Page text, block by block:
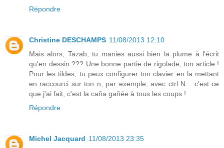
Répondre
Christine DESCHAMPS 11/08/2013 12:10
Mais alors, Tazab, tu manies aussi bien la plume à l'écrit
qu'en dessin ??? Une bonne partie de rigolade, ton article !
Pour les tildes, tu peux configurer ton clavier en la mettant
en raccourci sur ton n, par exemple, avec ctrl N... c'est ce
que j'ai fait, c'est la caña gañée à tous les coups !
Répondre
Michel Jacquard 11/08/2013 23:35